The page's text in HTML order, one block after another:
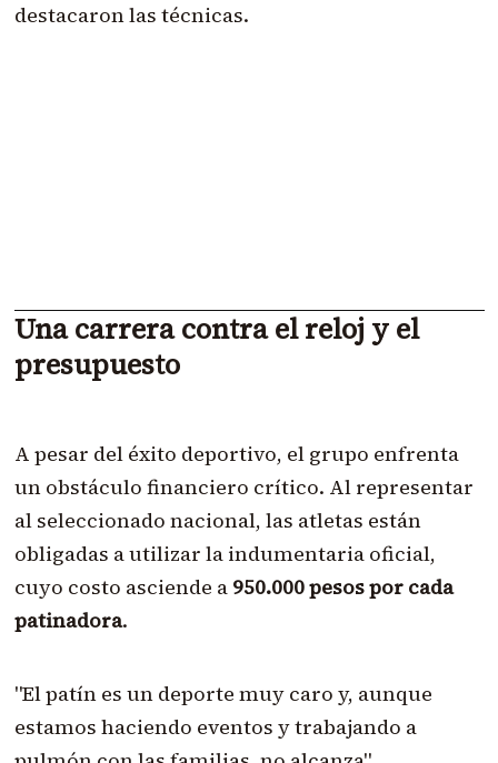
destacaron las técnicas.
Una carrera contra el reloj y el
presupuesto
A pesar del éxito deportivo, el grupo enfrenta
un obstáculo financiero crítico. Al representar
al seleccionado nacional, las atletas están
obligadas a utilizar la indumentaria oficial,
cuyo costo asciende a 950.000 pesos por cada
patinadora.
"El patín es un deporte muy caro y, aunque
estamos haciendo eventos y trabajando a